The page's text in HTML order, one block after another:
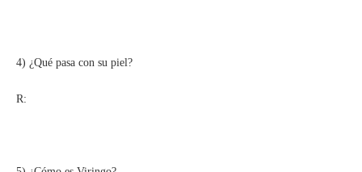
4) ¿Qué pasa con su piel?
R: